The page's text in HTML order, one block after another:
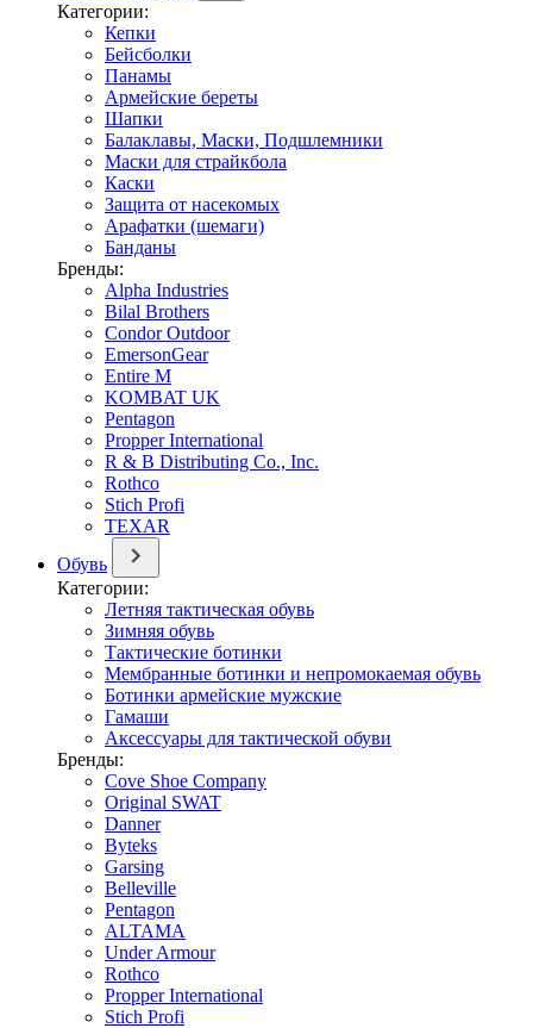
Категории:
Кепки
Бейсболки
Панамы
Армейские береты
Шапки
Балаклавы, Маски, Подшлемники
Маски для страйкбола
Каски
Защита от насекомых
Арафатки (шемаги)
Банданы
Бренды:
Alpha Industries
Bilal Brothers
Condor Outdoor
EmersonGear
Entire M
KOMBAT UK
Pentagon
Propper International
R & B Distributing Co., Inc.
Rothco
Stich Profi
TEXAR
Обувь
Категории:
Летняя тактическая обувь
Зимняя обувь
Тактические ботинки
Мембранные ботинки и непромокаемая обувь
Ботинки армейские мужские
Гамаши
Аксессуары для тактической обуви
Бренды:
Cove Shoe Company
Original SWAT
Danner
Byteks
Garsing
Belleville
Pentagon
ALTAMA
Under Armour
Rothco
Propper International
Stich Profi